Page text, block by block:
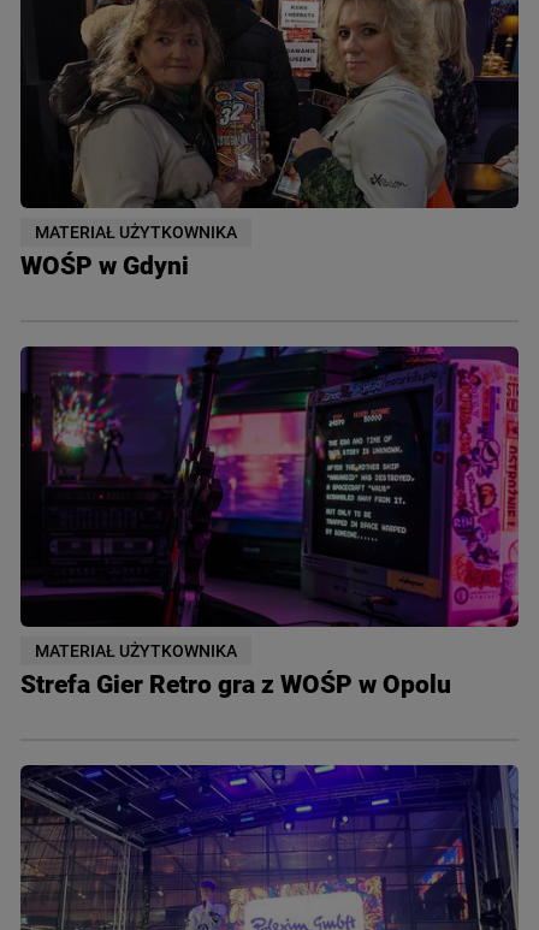
MATERIAŁ UŻYTKOWNIKA
WOŚP w Gdyni
MATERIAŁ UŻYTKOWNIKA
Strefa Gier Retro gra z WOŚP w Opolu